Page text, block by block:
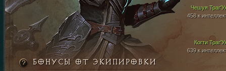
Чешуя
458 к
Когти
639 к
БОНУСЫ ОТ ЭКИПИРОВКИ